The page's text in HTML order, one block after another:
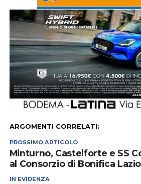
ARGOMENTI CORRELATI:
PROSSIMO ARTICOLO
Minturno, Castelforte e SS
al Consorzio di Bonifica
IN EVIDENZA